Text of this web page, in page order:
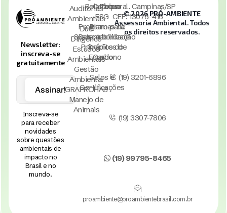
Newsletter:
inscreva-se
gratuitamente
Assinar!
Inscreva-se
para receber
novidades
sobre questões
ambientais de
impacto no
Brasil e no
mundo.
Auditorias
Ambientais
Due
Diligence
Estudos
Ambientais
Gestão
Ambiental
GRAPROHAB
Manejo de
Animais
Relatórios
ESG
Programas de
Sustentabilidade
Princípios do
Equador
Selos e
Certificações
Carbono
Plano para
Descarbonização
Créditos de
Carbono
Taquaral. Campinas/SP
CEP: 13076-416
(19) 3201-6896
(19) 3307-7806
(19) 99795-8465
proambiente@proambientebrasil.com.br
© 2026PRÓ-AMBIENTE
Assessoria Ambiental. Todos
os direitos reservados.